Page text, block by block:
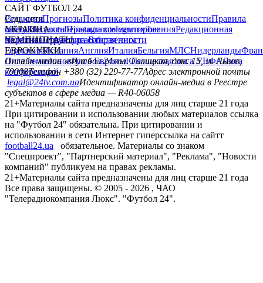
САЙТ ФУТБОЛ 24
РедакцияПрогнозыПолитика конфиденциальностиПравила
сайтуКонтактыПравила комментированияРедакционная
политикаСтруктура собственности
Соц. сети
facebookxyoutubeinstagramtelegramviber
УКРАИНА
УкраинаПервая лигаВторая лига
ЧЕМПИОНАТЫ
ГерманияИспанияАнглияИталияБельгияМЛСНидерланды
ЕВРОКУБКИ
Лига чемпионовЛига ЕвропыЮношеская лига УЕФАЛига
конференций
Онлайн-медиа «Футбол 24»пл. Галицкая, дом. 15, м. Львов,
79008Телефон +380 (32) 229-77-77Адрес электронной почты
legal@24tv.com.uaИдентификатор онлайн-медиа в Реестре
субъектов в сфере медиа — R40-06058
21+Материалы сайта предназначены для лиц старше 21 года
При цитировании и использовании любых материалов ссылка
на "Футбол 24" обязательна. При цитировании и
использовании в сети Интернет гиперссылка на сайтт
football24.ua
обязательное. Материалы со знаком
"Спецпроект", "Партнерский материал", "Реклама", "Новости
компаний" публикуем на правах рекламы.
21+Материалы сайта предназначены для лиц старше 21 года
Все права защищены. © 2005 - 2026 , ЧАО
"Телерадиокомпания Люкс". "Футбол 24".